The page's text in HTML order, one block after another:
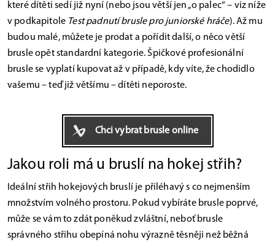
které dítěti sedí již nyní (nebo jsou větší jen „o palec“ – viz níže
v podkapitole Test padnutí brusle pro juniorské hráče). Až mu
budou malé, můžete je prodat a pořídit další, o něco větší
brusle opět standardní kategorie. Špičkové profesionální
brusle se vyplatí kupovat až v případě, kdy víte, že chodidlo
vašemu – teď již většímu – dítěti neporoste.
Chci vybrat brusle online
Jakou roli má u bruslí na hokej střih?
Ideální střih hokejových bruslí je přiléhavý s co nejmenším
množstvím volného prostoru. Pokud vybíráte brusle poprvé,
může se vám to zdát poněkud zvláštní, neboť brusle
správného střihu obepíná nohu výrazně těsněji než běžná